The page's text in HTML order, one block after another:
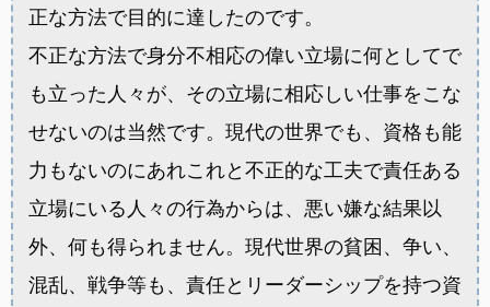
正な方法で目的に達したのです。
不正な方法で身分不相応の偉い立場に何としてで
も立った人々が、その立場に相応しい仕事をこな
せないのは当然です。現代の世界でも、資格も能
力もないのにあれこれと不正的な工夫で責任ある
立場にいる人々の行為からは、悪い嫌な結果以
外、何も得られません。現代世界の貧困、争い、
混乱、戦争等も、責任とリーダーシップを持つ資